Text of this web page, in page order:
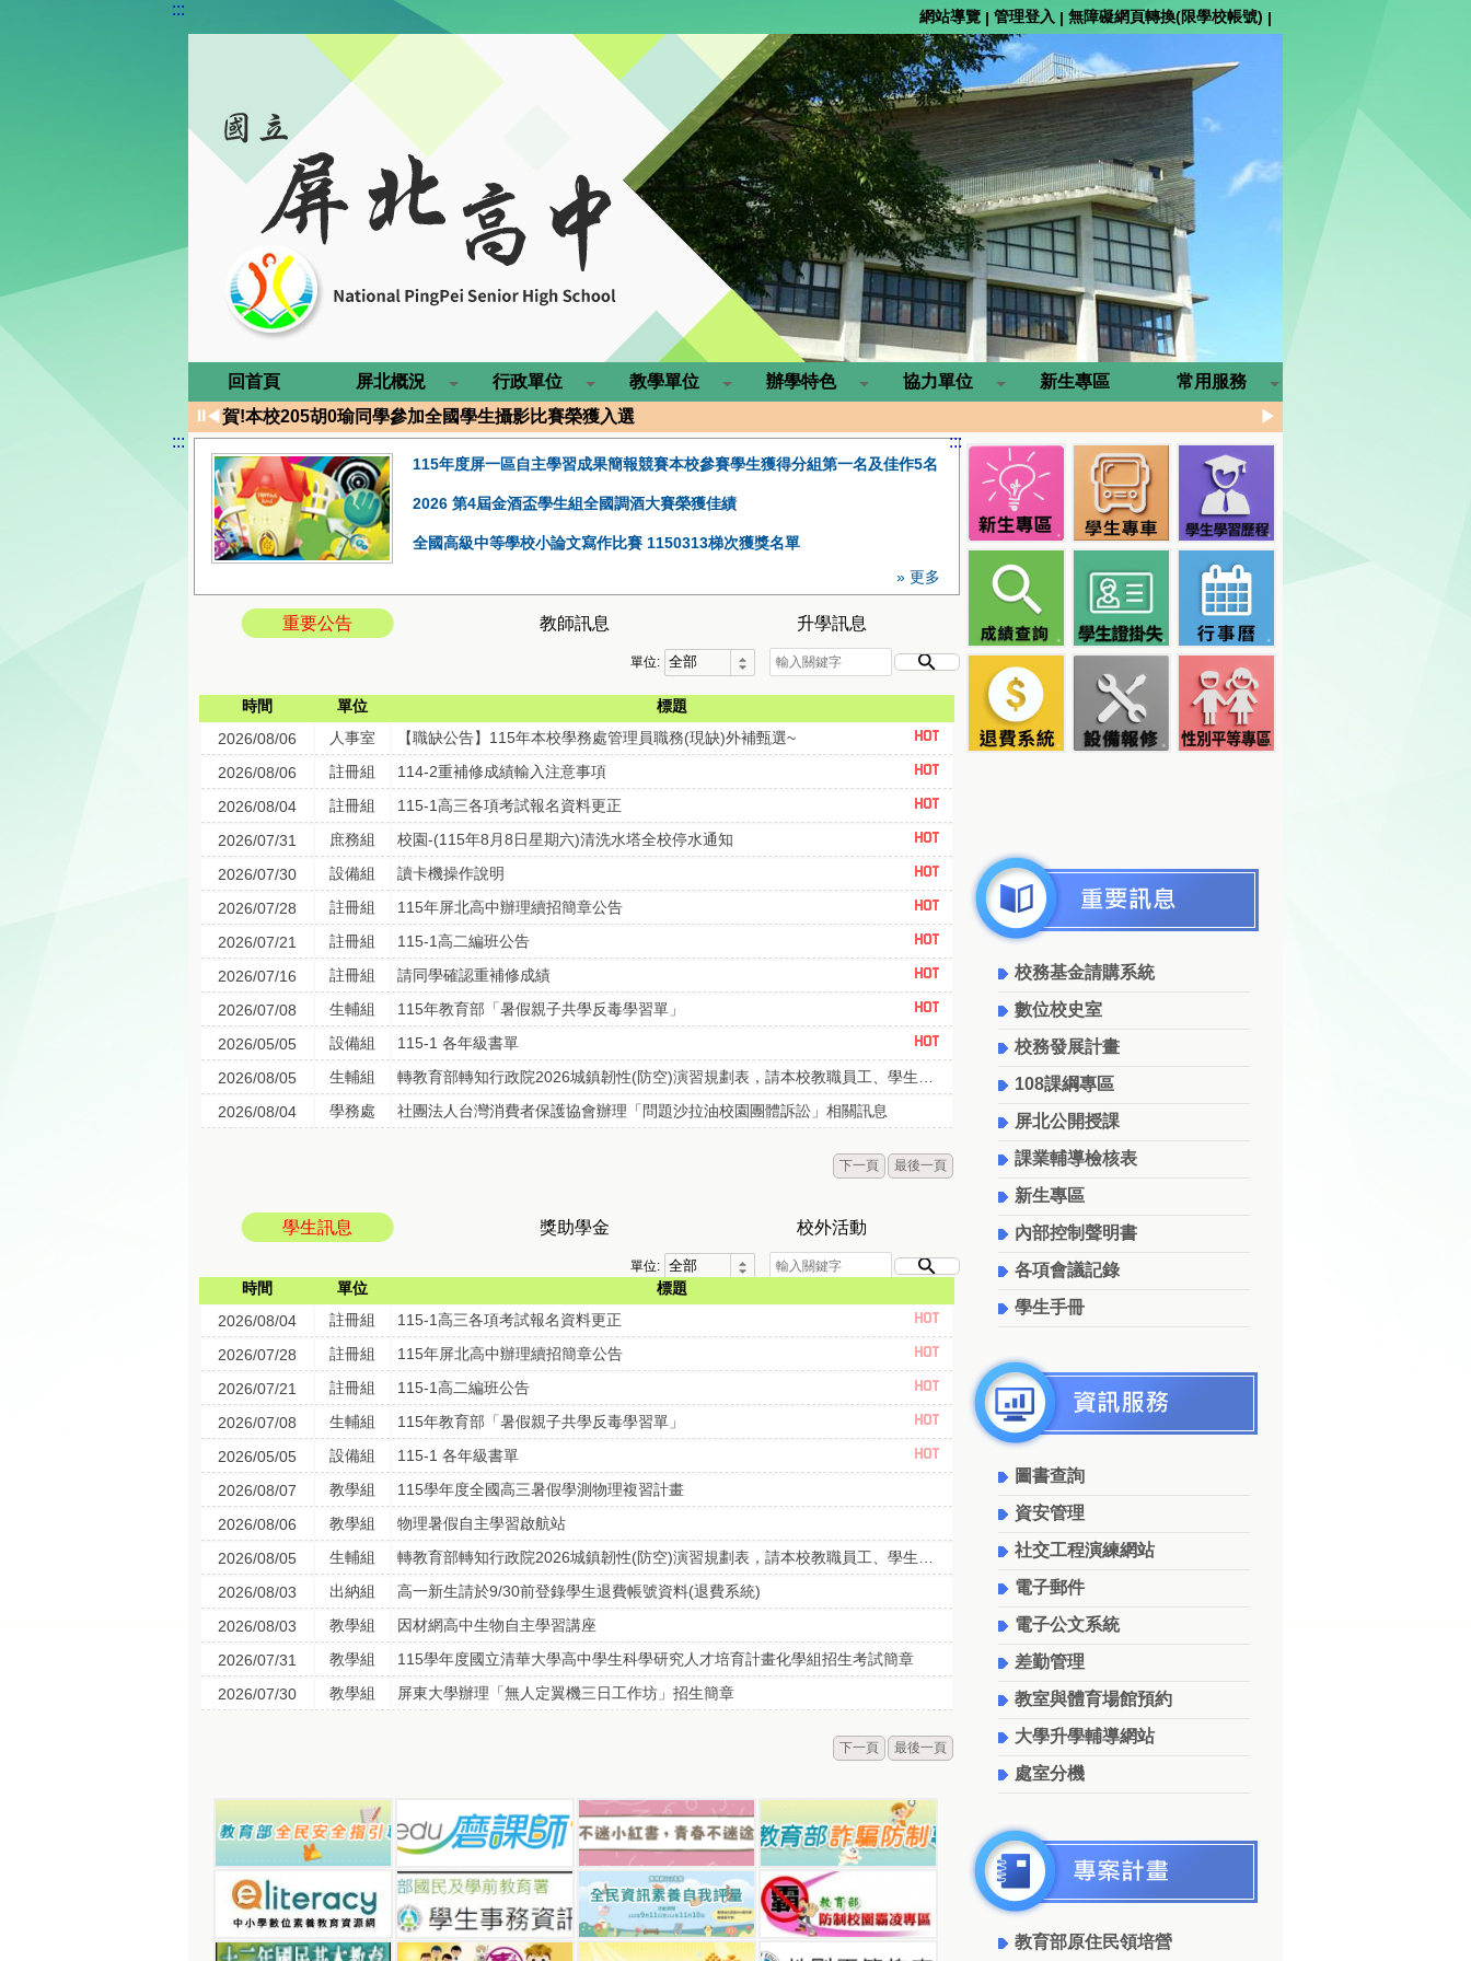
::: 網站導覽 | 管理登入 | 無障礙網頁轉換(限學校帳號) |
回首頁 屏北概況 行政單位 教學單位 辦學特色 協力單位 新生專區
常用服務
⏸◀
賀!本校205胡0瑜同學參加全國學生攝影比賽榮獲入選
賀!本校204林昱綾同學參加2026東華大學全國高中職硬筆書法競賽榮獲佳作!
▶
:::
115年度屏一區自主學習成果簡報競賽本校參賽學生獲得分組第一名及佳作5名
2026 第4屆金酒盃學生組全國調酒大賽榮獲佳績
全國高級中等學校小論文寫作比賽 1150313梯次獲獎名單
» 更多
重要公告 教師訊息 升學訊息
單位:
時間 單位
標題
2026/08/06
人事室
【職缺公告】115年本校學務處管理員職務(現缺)外補甄選~
2026/08/06
註冊組
114-2重補修成績輸入注意事項
2026/08/04
註冊組
115-1高三各項考試報名資料更正
2026/07/31
庶務組
校園-(115年8月8日星期六)清洗水塔全校停水通知
2026/07/30
設備組
讀卡機操作說明
2026/07/28
註冊組
115年屏北高中辦理續招簡章公告
2026/07/21
註冊組
115-1高二編班公告
2026/07/16
註冊組
請同學確認重補修成績
2026/07/08
生輔組
115年教育部「暑假親子共學反毒學習單」
2026/05/05
設備組
115-1 各年級書單
2026/08/05
生輔組
2026/08/04
學務處 社團法人台灣消費者保護協會辦理「問題沙拉油校園團體訴訟」相關訊息
下一頁 最後一頁
學生訊息 獎助學金 校外活動
單位:
時間 單位
標題
2026/08/04
註冊組
115-1高三各項考試報名資料更正
2026/07/28
註冊組
115年屏北高中辦理續招簡章公告
2026/07/21
註冊組
115-1高二編班公告
2026/07/08
生輔組
115年教育部「暑假親子共學反毒學習單」
2026/05/05
設備組
115-1 各年級書單
2026/08/07
教學組
115學年度全國高三暑假學測物理複習計畫
2026/08/06
教學組
物理暑假自主學習啟航站
2026/08/05
生輔組
2026/08/03
出納組
高一新生請於9/30前登錄學生退費帳號資料(退費系統)
2026/08/03
教學組
因材網高中生物自主學習講座
2026/07/31
教學組
115學年度國立清華大學高中學生科學研究人才培育計畫化學組招生考試簡章
2026/07/30
教學組 屏東大學辦理「無人定翼機三日工作坊」招生簡章
下一頁 最後一頁
:::
校務基金請購系統
數位校史室
校務發展計畫
108課綱專區
屏北公開授課
課業輔導檢核表
新生專區
內部控制聲明書
各項會議記錄
學生手冊
圖書查詢
資安管理
社交工程演練網站
電子郵件
電子公文系統
差勤管理
教室與體育場館預約
大學升學輔導網站
處室分機
教育部原住民領培營